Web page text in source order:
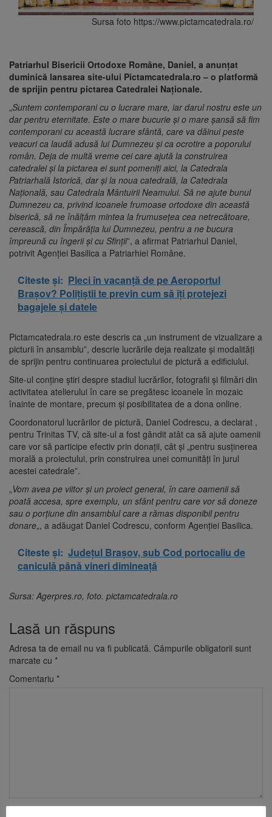
Sursa foto https://www.pictamcatedrala.ro/
Patriarhul Bisericii Ortodoxe Române, Daniel, a anunţat
duminică lansarea site-ului Pictamcatedrala.ro – o platformă
de sprijin pentru pictarea Catedralei Naţionale.
„Suntem contemporani cu o lucrare mare, iar darul nostru este un
dar pentru eternitate. Este o mare bucurie şi o mare şansă să fim
contemporani cu această lucrare sfântă, care va dăinui peste
veacuri ca laudă adusă lui Dumnezeu şi ca ocrotire a poporului
român. Deja de multă vreme cei care ajută la construirea
catedralei şi la pictarea ei sunt pomeniţi aici, la Catedrala
Patriarhală Istorică, dar şi la noua catedrală, la Catedrala
Naţională, sau Catedrala Mântuirii Neamului. Să ne ajute bunul
Dumnezeu ca, privind icoanele frumoase ortodoxe din această
biserică, să ne înălţăm mintea la frumuseţea cea netrecătoare,
cerească, din Împărăţia lui Dumnezeu, pentru a ne bucura
împreună cu îngerii şi cu Sfinţii”, a afirmat Patriarhul Daniel,
potrivit Agenţiei Basilica a Patriarhiei Române.
Citeste și: Pleci în vacanță de pe Aeroportul
Brașov? Polițiștii te previn cum să îți protejezi
bagajele și datele
Pictamcatedrala.ro este descris ca „un instrument de vizualizare a
picturii în ansamblu”, descrie lucrările deja realizate şi modalităţi
de sprijin pentru continuarea proiectului de pictură a edificiului.
Site-ul conţine ştiri despre stadiul lucrărilor, fotografii şi filmări din
activitatea atelierului în care se pregătesc icoanele în mozaic
înainte de montare, precum şi posibilitatea de a dona online.
Coordonatorul lucrărilor de pictură, Daniel Codrescu, a declarat ,
pentru Trinitas TV, că site-ul a fost gândit atât ca să ajute oamenii
care vor să participe efectiv prin donaţii, cât şi „pentru susţinerea
morală a proiectului, prin construirea unei comunităţi în jurul
acestei catedrale”.
„Vom avea pe viitor şi un proiect general, în care oamenii să
poată accesa, spre exemplu, un sfânt pentru care vor să doneze
sau o porţiune din ansamblul care a rămas disponibil pentru
donare„, a adăugat Daniel Codrescu, conform Agenţiei Basilica.
Citeste și: Județul Brașov, sub Cod portocaliu de
caniculă până vineri dimineață
Sursa: Agerpres.ro, foto. pictamcatedrala.ro
Lasă un răspuns
Adresa ta de email nu va fi publicată. Câmpurile obligatorii sunt
marcate cu *
Comentariu *